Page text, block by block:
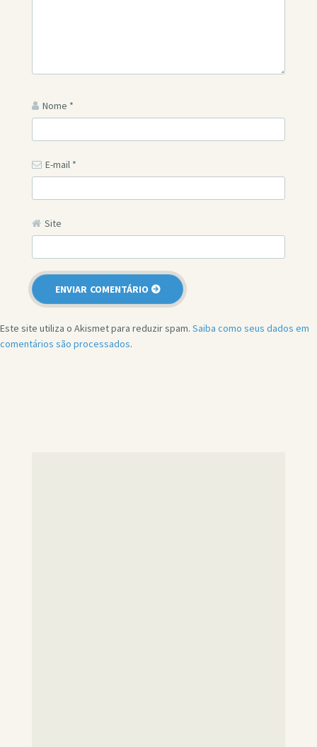
Nome *
E-mail *
Site
Este site utiliza o Akismet para reduzir spam. Saiba como seus dados em
comentários são processados.